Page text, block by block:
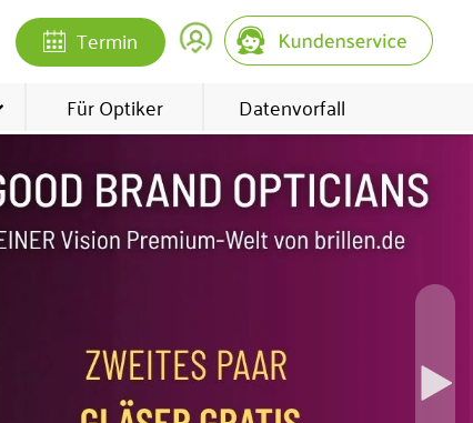
Termin
Für Optiker Datenvorfall